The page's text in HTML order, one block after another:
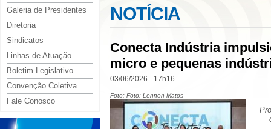
Galeria de Presidentes
Diretoria
Sindicatos
Linhas de Atuação
Boletim Legislativo
Convenção Coletiva
Fale Conosco
NOTÍCIA
Conecta Indústria
micro e pequenas
03/06/2026 - 17h16
Foto: Foto: Lennon Matos